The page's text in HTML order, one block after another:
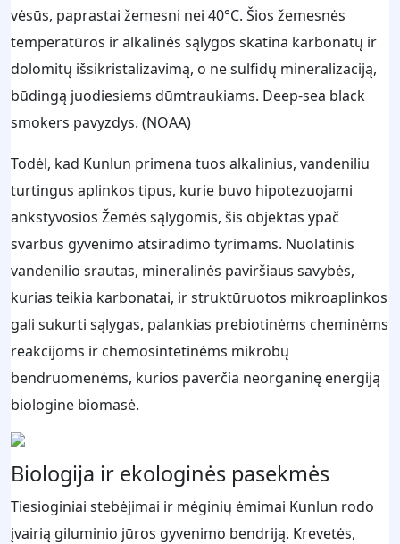
vėsūs, paprastai žemesni nei 40°C. Šios žemesnės
temperatūros ir alkalinės sąlygos skatina karbonatų ir
dolomitų išsikristalizavimą, o ne sulfidų mineralizaciją,
būdingą juodiesiems dūmtraukiams. Deep-sea black
smokers pavyzdys. (NOAA)
Todėl, kad Kunlun primena tuos alkalinius, vandeniliu
turtingus aplinkos tipus, kurie buvo hipotezuojami
ankstyvosios Žemės sąlygomis, šis objektas ypač
svarbus gyvenimo atsiradimo tyrimams. Nuolatinis
vandenilio srautas, mineralinės paviršiaus savybės,
kurias teikia karbonatai, ir struktūruotos mikroaplinkos
gali sukurti sąlygas, palankias prebiotinėms cheminėms
reakcijoms ir chemosintetinėms mikrobų
bendruomenėms, kurios paverčia neorganinę energiją
biologine biomasė.
Biologija ir ekologinės pasekmės
Tiesioginiai stebėjimai ir mėginių ėmimai Kunlun rodo
įvairią giluminio jūros gyvenimo bendriją. Krevetės,